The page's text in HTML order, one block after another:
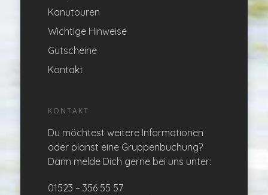
Kanutouren
Wichtige Hinweise
Gutscheine
Kontakt
KONTAKT
Du möchtest weitere Informationen
oder planst eine Gruppenbuchung?
Dann melde Dich gerne bei uns unter:
01523 – 356 55 57